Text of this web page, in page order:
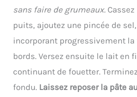
sans faire de grumeaux.
puits, ajoutez une pincée de
incorporant progressivement
bords. Versez ensuite le lait en
continuant de fouetter.
fondu. Laissez reposer la pâte